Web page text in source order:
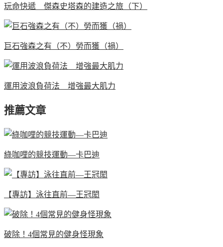
玩命快遞 傑森史塔森的建造之旅（下）
巨石強森之有（不）勞而獲（禍）
運用波浪負荷法 增強最大肌力
推薦文章
綠咖哩的競技運動—卡巴迪
【專訪】泳往直前—王冠閎
破除！4個常見的健身怪現象